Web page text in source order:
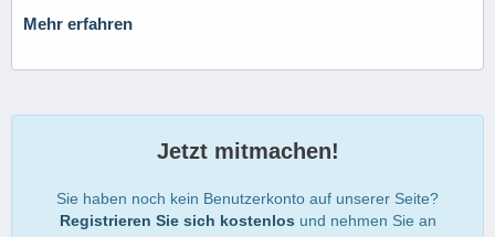
Mehr erfahren
Jetzt mitmachen!
Sie haben noch kein Benutzerkonto auf unserer Seite?
Registrieren Sie sich kostenlos und nehmen Sie an